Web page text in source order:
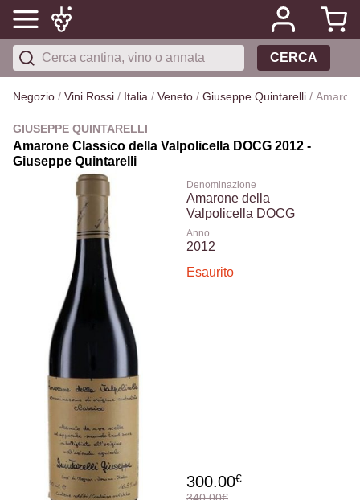
CERCA
Negozio / Vini Rossi / Italia / Veneto / Giuseppe Quintarelli /
GIUSEPPE QUINTARELLI
Amarone Classico della Valpolicella DOCG 2012 -
Giuseppe Quintarelli
Denominazione
Amarone della
Valpolicella DOCG
Anno
2012
Esaurito
300.00€